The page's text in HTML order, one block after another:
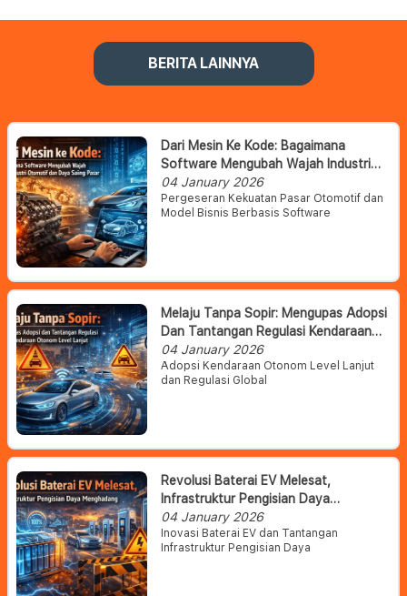
BERITA LAINNYA
Dari Mesin Ke Kode: Bagaimana
Software Mengubah Wajah Industri
Otomotif Dan Daya Saing Pasar
04 January 2026
Pergeseran Kekuatan Pasar Otomotif dan
Model Bisnis Berbasis Software
Melaju Tanpa Sopir: Mengupas Adopsi
Dan Tantangan Regulasi Kendaraan
Otonom Level Lanjut
04 January 2026
Adopsi Kendaraan Otonom Level Lanjut
dan Regulasi Global
Revolusi Baterai EV Melesat,
Infrastruktur Pengisian Daya
Menghadang
04 January 2026
Inovasi Baterai EV dan Tantangan
Infrastruktur Pengisian Daya